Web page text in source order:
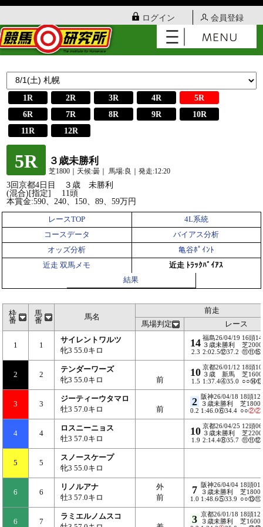
ログイン 会員登録
1R 2R 3R 4R
5R
6R
7R 8R 9R
10R
11R
12R
5R ３歳未勝利
芝1800｜天候:曇｜ 馬場:良｜発走:12:20
3回京都4日目 ３歳 未勝利
(混合)[指定] 11頭
本賞金:590、240、150、89、59万円
レースTOP
4L系統
コースデータ
バイアス分析
オッズ分析
亀谷ﾎﾟｲﾝﾄ
近走 双馬メモ
近走 ﾄﾗｯｸﾊﾞｲｱｽ
結果
枠
番
馬
番
馬名
前走
馬場判定
レース
1 1
サイレントワルツ
牝3 55.0キロ
14
2.3
福島26/04/19
３歳未勝利
2:02.5⑫37.2
16頭
芝2000
2 2
テンダーワーズ
牝3 55.0キロ
前
10
1.5
京都26/01/12
３歳 新馬
1:37.4④35.0
18頭
芝1600
○○⑭⑬
3 3
ジーティーウタマロ
牡3 57.0キロ
前
2
0.2
阪神26/04/18
３歳未勝利
1:46.0⑥34.4
18頭12
芝1800
○○②②
4 4
ロスニーニョス
牡3 57.0キロ
10
1.9
京都26/04/25
３歳未勝利
2:14.4⑧35.7
12頭
芝2200
5 5
スノースケープ
牝3 55.0キロ
6 6
リノルアナ
牡3 57.0キロ
外
前
7
1.0
阪神26/04/04
３歳未勝利
1:48.6⑤33.9
18頭01
芝1800
○○⑬⑪
6 7
ラミエルノムスコ
3 京都26/01/18
３歳未勝利
18頭12
芝1600